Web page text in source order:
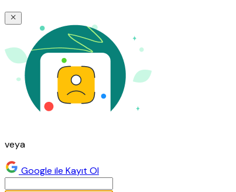
veya
Google ile Kayıt Ol